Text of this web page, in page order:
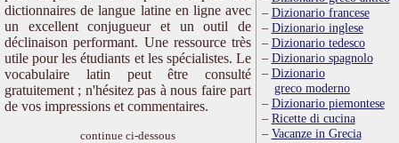
dictionnaires de langue latine en ligne avec
un excellent conjugueur et un outil de
déclinaison performant. Une ressource très
utile pour les étudiants et les spécialistes. Le
vocabulaire latin peut être consulté
gratuitement ; n'hésitez pas à nous faire part
de vos impressions et commentaires.
continue ci-dessous
Dizionario francese
Dizionario inglese
Dizionario tedesco
Dizionario spagnolo
Dizionario
greco moderno
Dizionario piemontese
Ricette di cucina
Vacanze in Grecia